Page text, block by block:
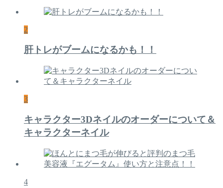
2
肝トレがブームになるかも！！
3
キャラクター3Dネイルのオーダーについて＆
キャラクターネイル
4